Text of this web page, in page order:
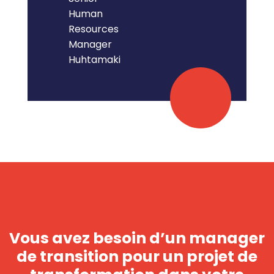
Human
Resources
Manager
Huhtamaki
Vous avez besoin d’un manager
de transition pour un projet de